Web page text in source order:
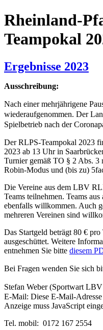
Rheinland-
Teampokal
Ergebnisse 2023
Ausschreibung:
Nach einer mehrjährigene
wiederaufgenommen. Der
Spielbetrieb nach der
Der RLPS-Teampokal 2023
2023 ab 13 Uhr in
Turnier gemäß TO § 2 Abs. 3
Robin-Modus und (bis zu)
Die Vereine aus dem LBV
Teams teilnehmen. Teams
ebenfalls willkommen. Auch
mehreren Vereinen sind
Das Startgeld beträgt 80 € pro
ausgeschüttet. Weitere
entnehmen Sie bitte diesem
Bei Fragen wenden Sie sich
Stefan Weber (Sportwart
E-Mail: Diese E-Mail-
Anzeige muss JavaScript
Tel. mobil: 0172 167 2554